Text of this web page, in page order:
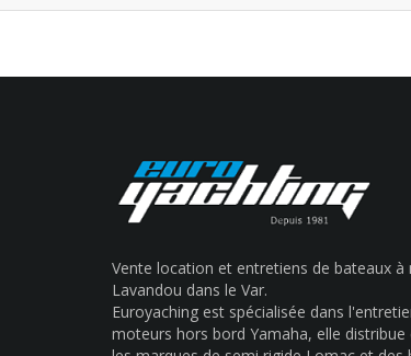
Vente location et entretiens de bateaux à
Lavandou dans le Var.
Euroyaching est spécialisée dans
moteurs hors bord Yamaha, elle